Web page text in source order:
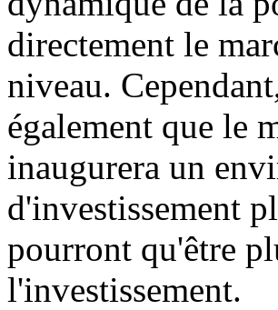
directement le
niveau.
également que le
inaugurera un
d'investissement
pourront qu'être
l'investissement.